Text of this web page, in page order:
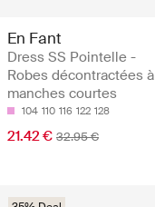
En Fant
Dress SS Pointelle -
Robes décontractées à
manches courtes
104 110 116 122 128
21.42 € 32.95 €